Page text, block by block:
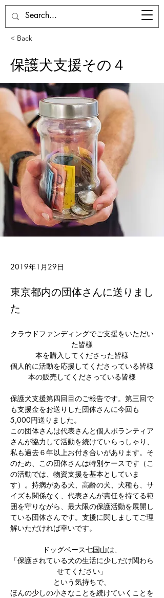
ドッグベース七国山
< Back
保護犬支援その４
2019年1月29日
東京都内の団体さんに送りまし
た
クラウドファンディングでご支援をいただい
た皆様
本を購入してくださった皆様
個人的に活動を応援してくださっている皆様
本の販売してくださっている皆様
保護犬支援第四回目のご報告です。第三回で
も支援金をお送りした団体さんに今回も
5,000円送りました。
この団体さんは代表さんと個人ボランティア
さんが協力して活動を続けていらっしゃり、
私も過去６年以上お付き合いがあります。そ
のため、この団体さんは特別ケースです（こ
の活動では、物資支援を基本としていま
す）。持病がある犬、高齢の犬、犬種も、サ
イズも関係なく、代表さんが責任を持てる範
囲を守りながら、最大限の保護活動を展開し
ている団体さんです。支援に関しましてご理
解いただければ幸いです。
ドッグベース七国山は、
「保護されている犬の生活に少しだけ関わら
せてください」
という気持ちで、
ほんの少しの小さなことを続けていくことを